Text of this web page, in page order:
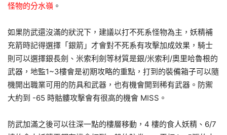
怪物的分水嶺 。
如果防武還沒滿的狀況下，建議以打不死系怪物為主，妖精補
充箭時記得選擇「銀箭」才會對不死系有攻擊加成效果，騎士
則可以選擇銀長劍、米索利劍等材質是銀/米索利/奧里哈魯根的
武器，地監1~3樓會是初期攻略的重點，打到的裝備箱子可以隨
機開出職業可用的防具和武器，也有機會開到稀有武器。防禦
大約到 -65 時骷髏攻擊會有很高的機會 MISS。
防武加滿之後可以往深一點的樓層移動，4 樓的食人妖精、6/7